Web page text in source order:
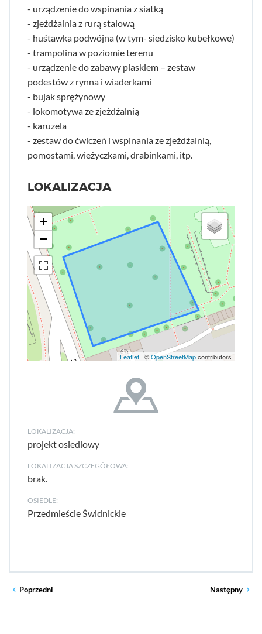
- urządzenie do wspinania z siatką
- zjeżdżalnia z rurą stalową
- huśtawka podwójna (w tym- siedzisko kubełkowe)
- trampolina w poziomie terenu
- urządzenie do zabawy piaskiem – zestaw
podestów z rynna i wiaderkami
- bujak sprężynowy
- lokomotywa ze zjeżdżalnią
- karuzela
- zestaw do ćwiczeń i wspinania ze zjeżdżalnią,
pomostami, wieżyczkami, drabinkami, itp.
LOKALIZACJA
+
−
Leaflet | ©OpenStreetMapcontributors
LOKALIZACJA:
projekt osiedlowy
LOKALIZACJA SZCZEGÓŁOWA:
brak.
OSIEDLE:
Przedmieście Świdnickie
Poprzedni Następny